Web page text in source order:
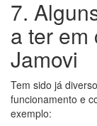
7.
a ter em
Jamovi
Tem sido já
funcionamento e
exemplo: